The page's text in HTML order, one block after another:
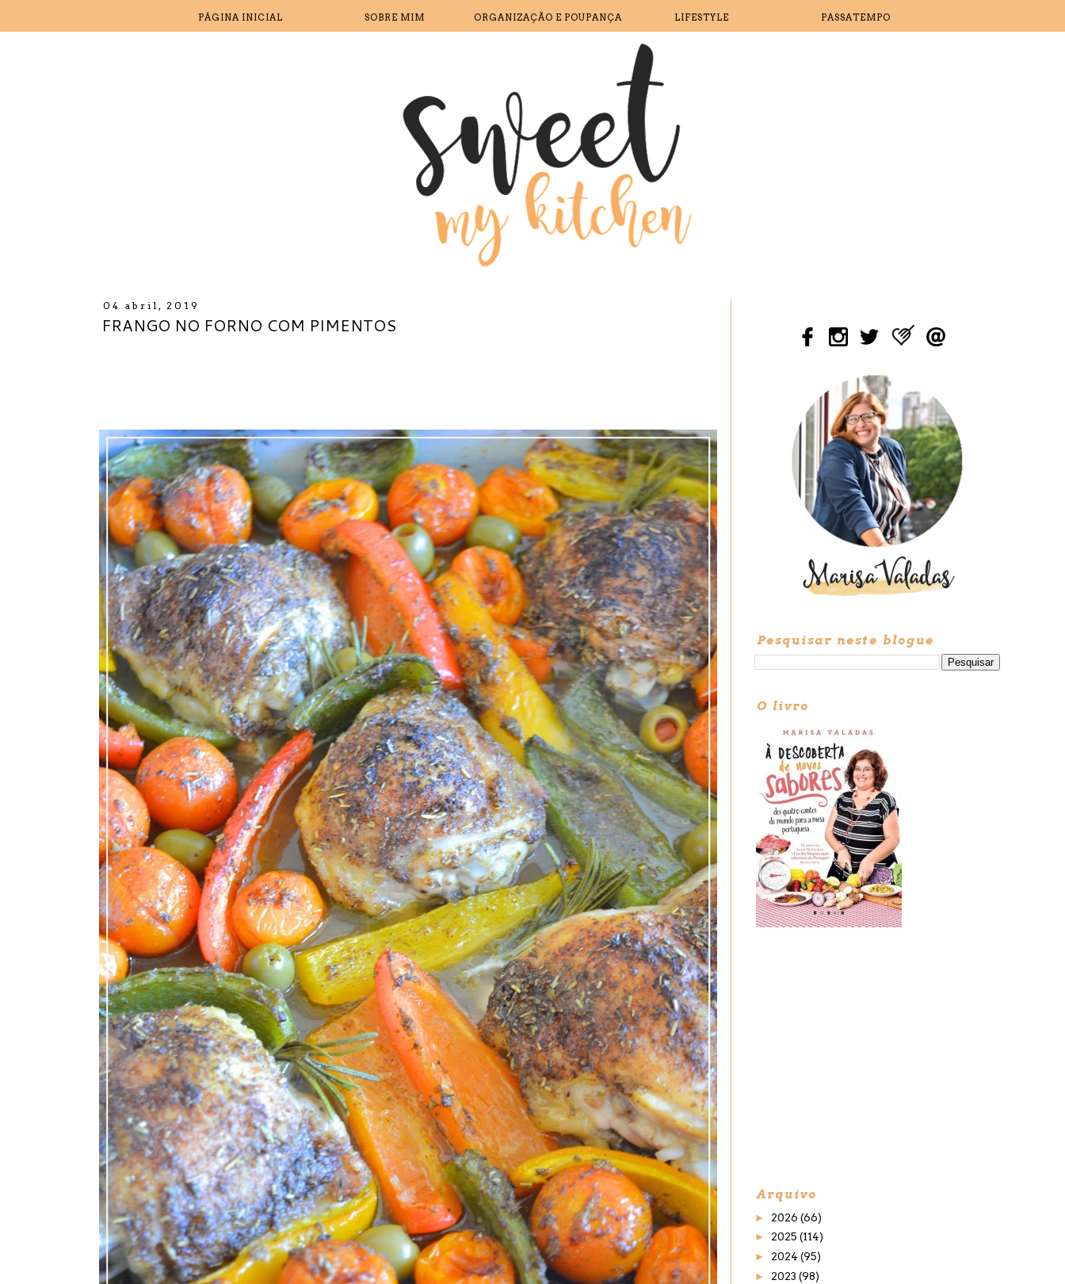
PÁGINA INICIAL SOBRE MIM ORGANIZAÇÃO E POUPANÇA LIFESTYLE PASSATEMPO
04 abril, 2019
FRANGO NO FORNO COM PIMENTOS
Pesquisar neste blogue
O livro
Arquivo
► 2026 (66)
► 2025 (114)
► 2024 (95)
► 2023 (98)